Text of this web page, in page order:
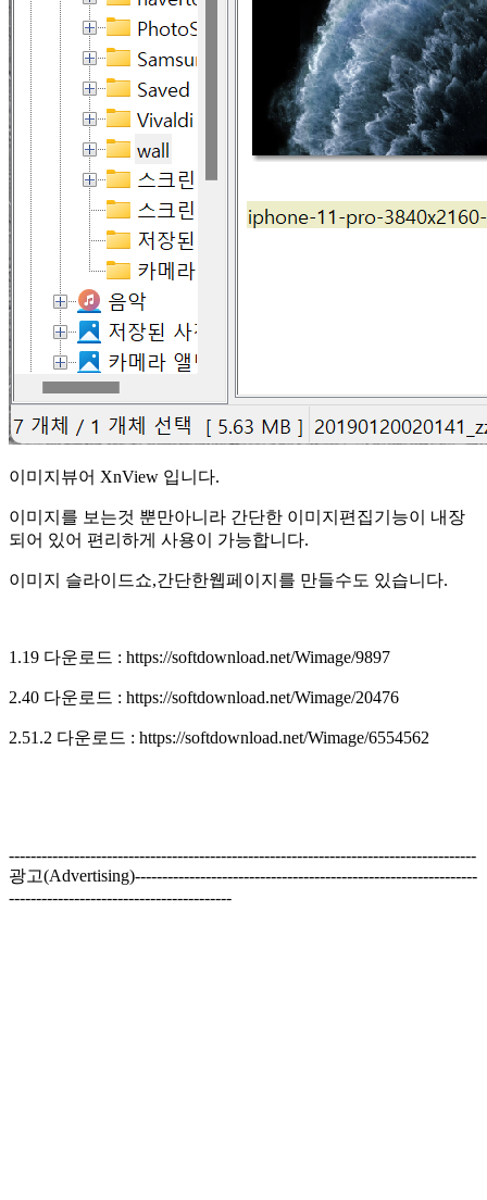
이미지뷰어 XnView 입니다.
이미지를 보는것 뿐만아니라 간단한 이미지편집기능이 내장
되어 있어 편리하게 사용이 가능합니다.
이미지 슬라이드쇼,간단한웹페이지를 만들수도 있습니다.
1.19 다운로드 : https://softdownload.net/Wimage/9897
2.40 다운로드 : https://softdownload.net/Wimage/20476
2.51.2 다운로드 : https://softdownload.net/Wimage/6554562
--------------------------------------------------------------------------------------
광고(Advertising)---------------------------------------------------------------
-----------------------------------------